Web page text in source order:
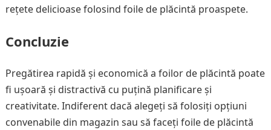
rețete delicioase folosind foile de plăcintă proaspete.
Concluzie
Pregătirea rapidă și economică a foilor de plăcintă poate
fi ușoară și distractivă cu puțină planificare și
creativitate. Indiferent dacă alegeți să folosiți opțiuni
convenabile din magazin sau să faceți foile de plăcintă